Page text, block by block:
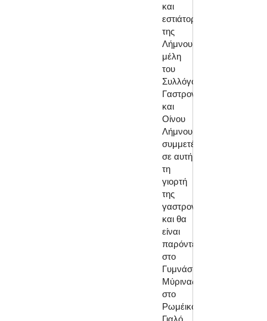
και
εστιάτορες
της
Λήμνου,
μέλη
του
Συλλόγου
Γαστρονομίας
και
Οίνου
Λήμνου
συμμετέχουν
σε αυτή
τη
γιορτή
της
γαστρονομίας
και θα
είναι
παρόντες
στο
Γυμνάσιο
Μύρινας
στο
Ρωμέικο
Γιαλό,